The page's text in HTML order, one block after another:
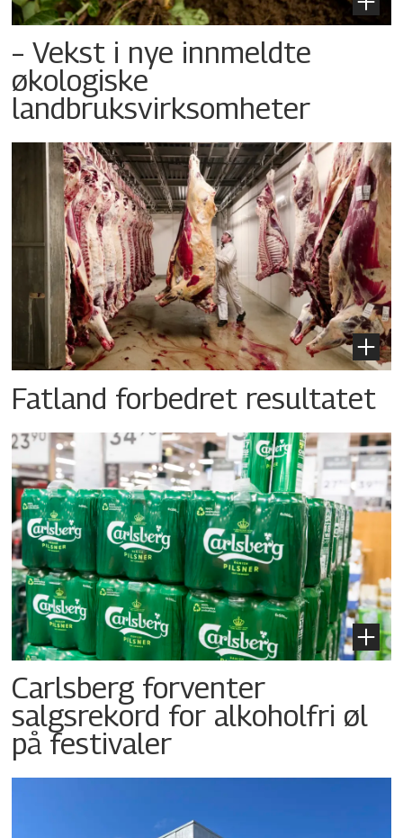
– Vekst i nye innmeldte
økologiske
landbruksvirksomheter
Fatland forbedret resultatet
Carlsberg forventer
salgsrekord for alkoholfri øl
på festivaler